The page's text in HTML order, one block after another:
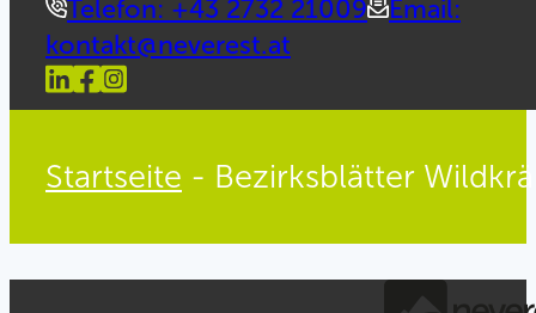
Telefon: +43 2732 21009
Email:
kontakt@neverest.at
Startseite - Bezirksblätter